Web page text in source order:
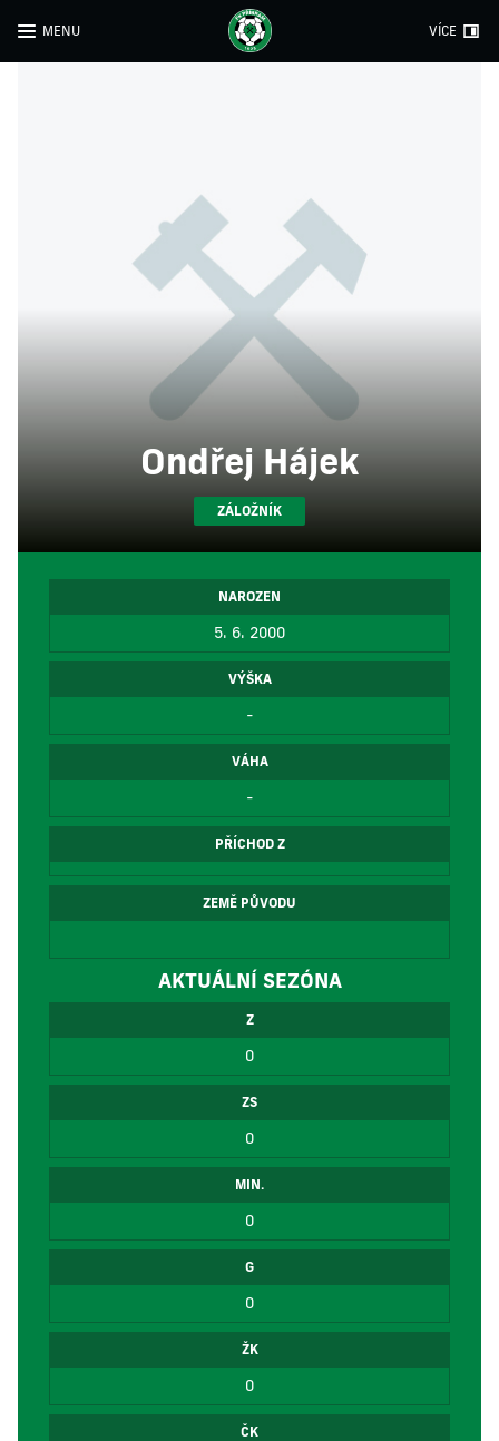
MENU VÍCE
Ondřej Hájek
ZÁLOŽNÍK
NAROZEN
5. 6. 2000
VÝŠKA
-
VÁHA
-
PŘÍCHOD Z
ZEMĚ PŮVODU
AKTUÁLNÍ SEZÓNA
Z
0
ZS
0
MIN.
0
G
0
ŽK
0
ČK